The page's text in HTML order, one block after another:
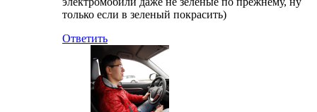
только если в зеленый покрасить)
Ответить